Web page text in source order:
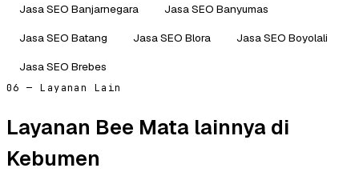
Jasa SEO Banjarnegara
Jasa SEO Banyumas
Jasa SEO Batang
Jasa SEO Blora
Jasa SEO Boyolali
Jasa SEO Brebes
06 — Layanan Lain
Layanan Bee Mata lainnya di
Kebumen